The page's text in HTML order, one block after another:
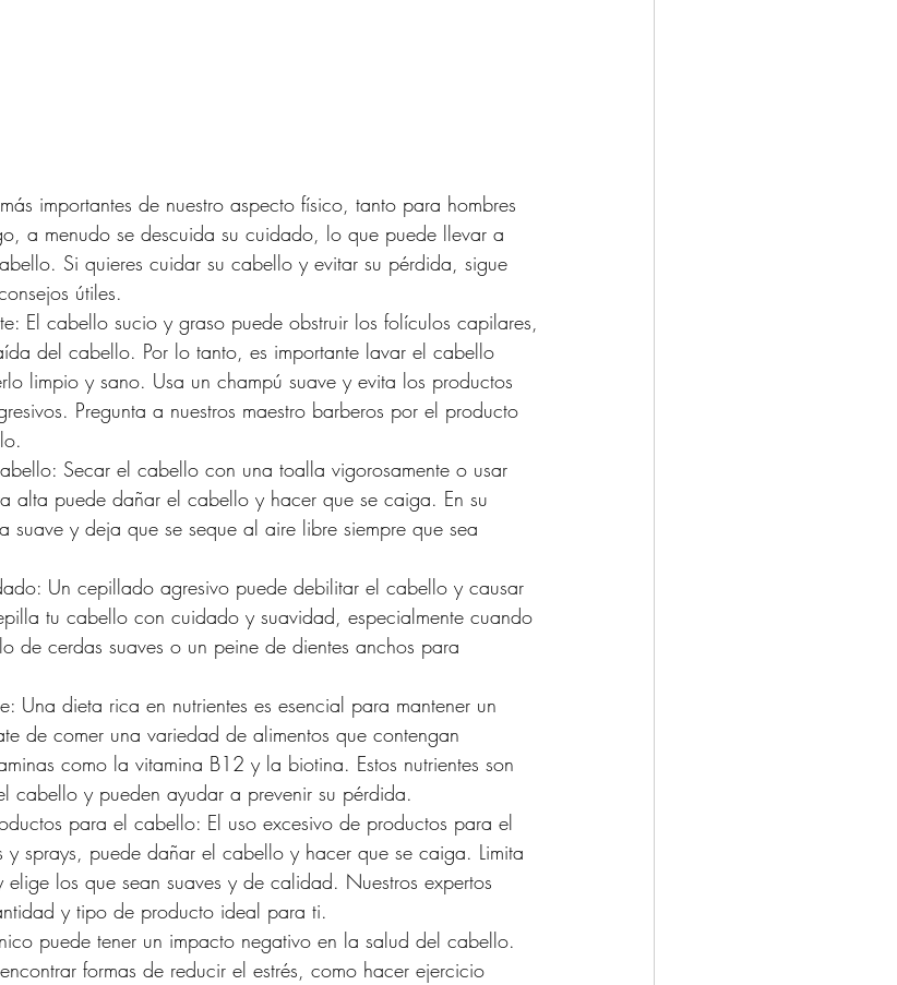
importantes de nuestro aspecto físico, tanto para hombres
a menudo se descuida su cuidado, lo que puede llevar a
Si quieres cuidar su cabello y evitar su pérdida, sigue
útiles.
El cabello sucio y graso puede obstruir los folículos capilares,
del cabello. Por lo tanto, es importante lavar el cabello
limpio y sano. Usa un champú suave y evita los productos
Pregunta a nuestros maestro barberos por el producto
Secar el cabello con una toalla vigorosamente o usar
alta puede dañar el cabello y hacer que se caiga. En su
suave y deja que se seque al aire libre siempre que sea
Un cepillado agresivo puede debilitar el cabello y causar
tu cabello con cuidado y suavidad, especialmente cuando
de cerdas suaves o un peine de dientes anchos para
Una dieta rica en nutrientes es esencial para mantener un
de comer una variedad de alimentos que contengan
como la vitamina B12 y la biotina. Estos nutrientes son
cabello y pueden ayudar a prevenir su pérdida.
para el cabello: El uso excesivo de productos para el
sprays, puede dañar el cabello y hacer que se caiga. Limita
los que sean suaves y de calidad. Nuestros expertos
y tipo de producto ideal para ti.
puede tener un impacto negativo en la salud del cabello.
formas de reducir el estrés, como hacer ejercicio